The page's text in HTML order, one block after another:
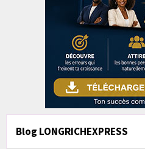
Blog LONGRICHEXPRESS